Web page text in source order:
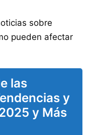
sobre
pueden afectar
las
y
y Más